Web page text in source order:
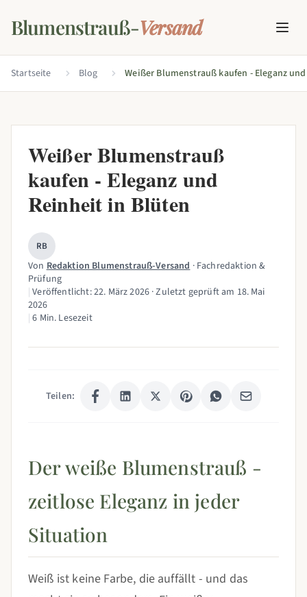
Blumenstrauß-Versand
Startseite Blog
Weißer Blumenstrauß
kaufen - Eleganz und
Reinheit in Blüten
RB
VonRedaktion Blumenstrauß-Versand· Fachredaktion &
Prüfung
Veröffentlicht:22. März 2026 · Zuletzt geprüft am 18. Mai
2026
6 Min. Lesezeit
Teilen:
Der weiße Blumenstrauß -
zeitlose Eleganz in jeder
Situation
Weiß ist keine Farbe, die auffällt - und das